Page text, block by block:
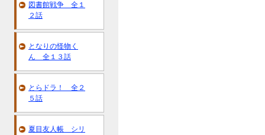
図書館戦争 全１
２話
となりの怪物く
ん 全１３話
とらドラ！ 全２
５話
夏目友人帳 シリ